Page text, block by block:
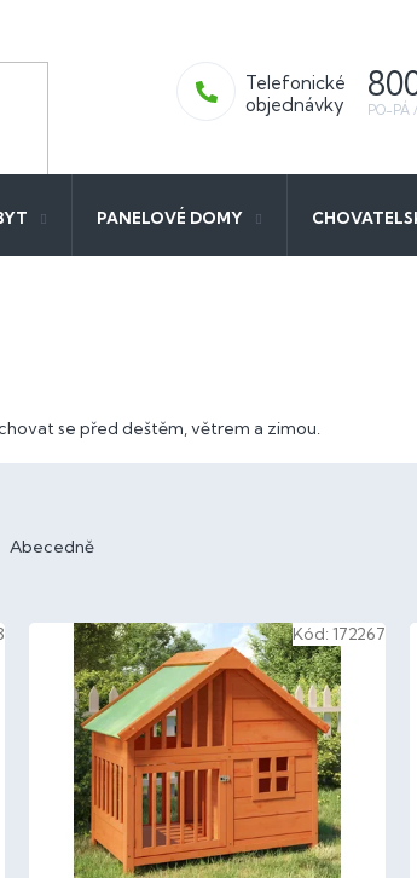
PANELOVÉ DOMY
se před deštěm, větrem a zimou.
Abecedně
Kód: 172267